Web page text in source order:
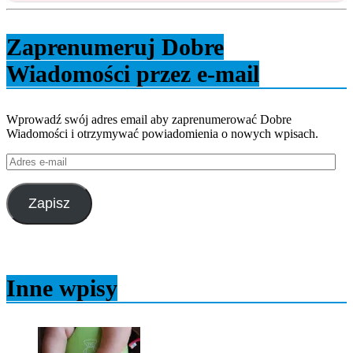
Zaprenumeruj Dobre
Wiadomości przez e-mail
Wprowadź swój adres email aby zaprenumerować Dobre
Wiadomości i otrzymywać powiadomienia o nowych wpisach.
Adres
e-
mail
Zapisz
Inne wpisy